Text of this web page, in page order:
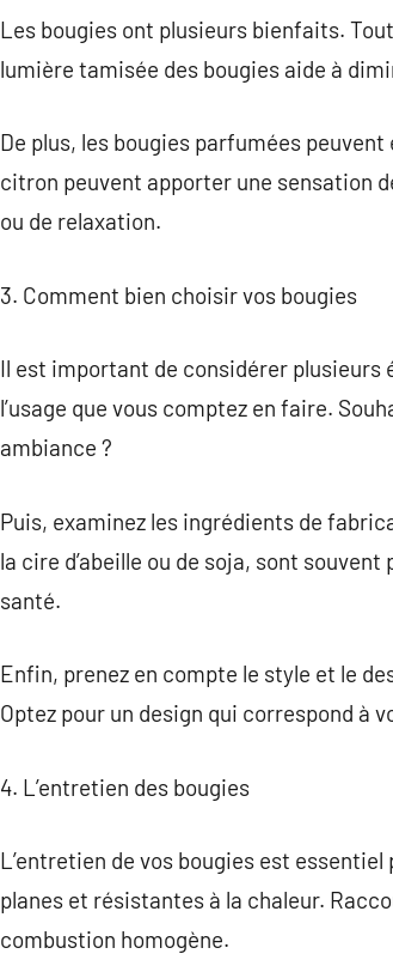
Les bougies ont plusieurs bienfaits.
lumière tamisée des bougies aide à
De plus, les bougies parfumées
citron peuvent apporter une sensation
ou de relaxation.
3. Comment bien choisir vos bougies
Il est important de considérer
l’usage que vous comptez en faire.
ambiance ?
Puis, examinez les ingrédients de
la cire d’abeille ou de soja, sont
santé.
Enfin, prenez en compte le style et le
Optez pour un design qui correspond à
4. L’entretien des bougies
L’entretien de vos bougies est
planes et résistantes à la chaleur.
combustion homogène.